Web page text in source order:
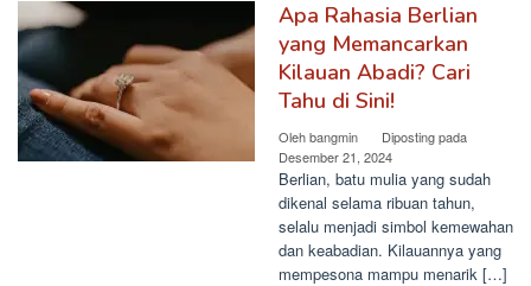
Apa Rahasia Berlian
yang Memancarkan
Kilauan Abadi? Cari
Tahu di Sini!
Olehbangmin
Diposting pada
Desember 21, 2024
Berlian, batu mulia yang sudah
dikenal selama ribuan tahun,
selalu menjadi simbol kemewahan
dan keabadian. Kilauannya yang
mempesona mampu menarik […]